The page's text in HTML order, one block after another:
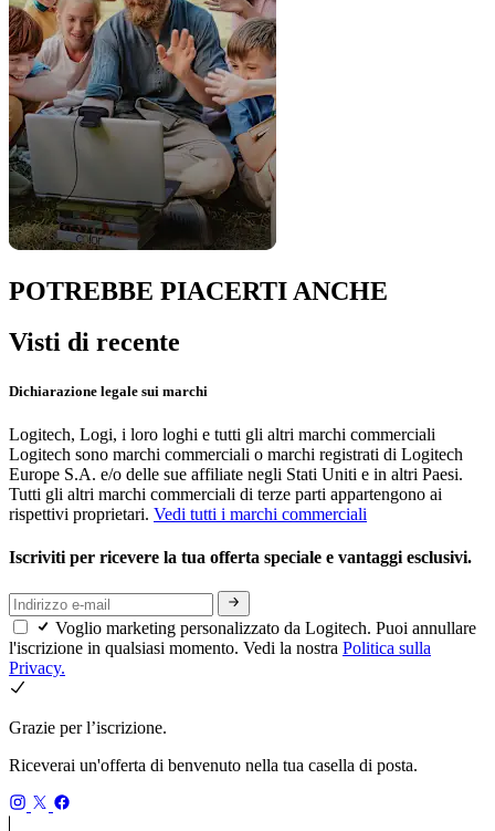
POTREBBE PIACERTI ANCHE
Visti di recente
Dichiarazione legale sui marchi
Logitech, Logi, i loro loghi e tutti gli altri marchi commerciali
Logitech sono marchi commerciali o marchi registrati di Logitech
Europe S.A. e/o delle sue affiliate negli Stati Uniti e in altri Paesi.
Tutti gli altri marchi commerciali di terze parti appartengono ai
rispettivi proprietari. Vedi tutti i marchi commerciali
Iscriviti per ricevere la tua offerta speciale e vantaggi esclusivi.
Voglio marketing personalizzato da Logitech. Puoi annullare
l'iscrizione in qualsiasi momento. Vedi la nostra Politica sulla
Privacy.
Grazie per l’iscrizione.
Riceverai un'offerta di benvenuto nella tua casella di posta.